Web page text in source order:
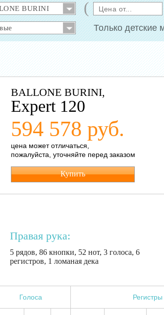
(
Только детские
BALLONE BURINI,
Expert 120
594 578 руб.
цена может отличаться,
пожалуйста, уточняйте перед заказом
Купить
Правая рука:
5 рядов, 86 кнопки, 52 нот, 3 голоса, 6
регистров, 1 ломаная дека
Голоса Регистры